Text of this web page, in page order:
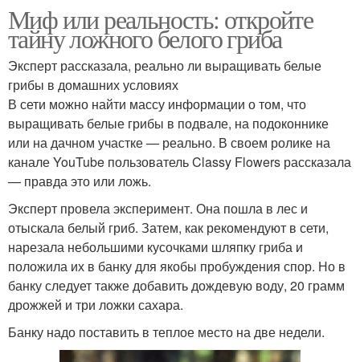
Миф или реальность: откройте
тайну ложного белого гриба
Эксперт рассказала, реально ли выращивать белые
грибы в домашних условиях
В сети можно найти массу информации о том, что
выращивать белые грибы в подвале, на подоконнике
или на дачном участке — реально. В своем ролике на
канале YouTube пользователь Classy Flowers рассказала
— правда это или ложь.
Эксперт провела эксперимент. Она пошла в лес и
отыскала белый гриб. Затем, как рекомендуют в сети,
нарезала небольшими кусочками шляпку гриба и
положила их в банку для якобы пробуждения спор. Но в
банку следует также добавить дождевую воду, 20 грамм
дрожжей и три ложки сахара.
Банку надо поставить в теплое место на две недели.